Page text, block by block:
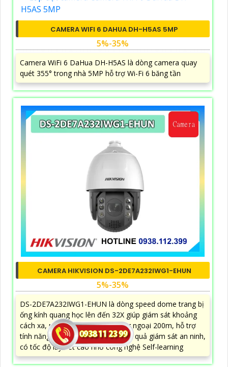
CAMERA WIFI 6 DAHUA DH-H5AS 5MP
5%-35%
Camera WiFi 6 DaHua DH-H5AS là dòng camera quay
quét 355° trong nhà 5MP hỗ trợ Wi-Fi 6 băng tần
CAMERA HIKVISION DS-2DE7A232IWG1-EHUN
5%-35%
DS-2DE7A232IWG1-EHUN là dòng speed dome trang bị
ống kính quang học lên đến 32X giúp giám sát khoảng
cách xa, nhìn ban đêm bằng hồng ngoại 200m, hỗ trợ
tính năng AcuSense nâng cao hiệu quả giám sát an ninh,
có tốc độ lấy nét cao nhờ công nghệ Self-learning